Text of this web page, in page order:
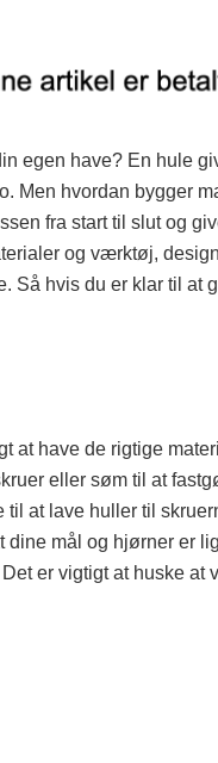
egen have? En hule
Men hvordan bygger
fra start til slut og
og værktøj,
hvis du er klar til at
at have de rigtige
eller søm til at
at lave huller til
dine mål og hjørner er
er vigtigt at huske